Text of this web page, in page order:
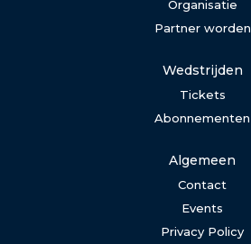
Organisatie
Partner worden
Wedstrijden
Tickets
Abonnementen
Algemeen
Contact
Events
Privacy Policy